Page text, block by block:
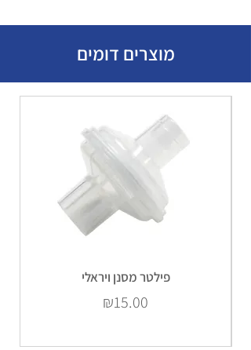
מוצרים דומים
פילטר מסנן ויראלי
Price
₪15.00